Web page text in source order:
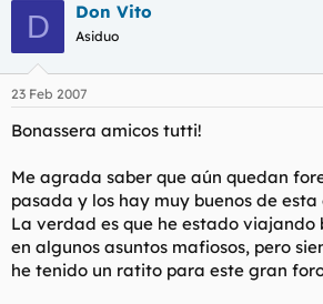
D Don Vito
Asiduo
23 Feb 2007
Bonassera amicos tutti!
Me agrada saber que aún quedan
pasada y los hay muy buenos de
La verdad es que he estado
en algunos asuntos mafiosos, pero
he tenido un ratito para este gran